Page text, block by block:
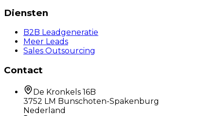
Diensten
B2B Leadgeneratie
Meer Leads
Sales Outsourcing
Contact
De Kronkels 16B
3752 LM Bunschoten-Spakenburg
Nederland